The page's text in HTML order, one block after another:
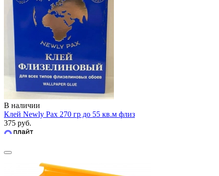
В наличии
Клей Newly Pax 270 гр до 55 кв.м флиз
375 руб.